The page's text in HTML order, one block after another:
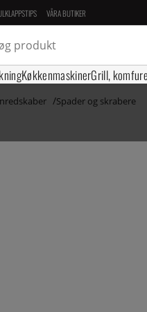
VÅRA BUTIKER
KøkkenmaskinerGrill,
Spader og skrabere